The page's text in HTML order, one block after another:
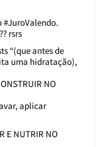
#JuroValendo.
rsrs
“(que antes de
uma hidratação),
NO
aplicar
E NUTRIR NO